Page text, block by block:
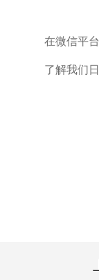
在微信平
了解我们